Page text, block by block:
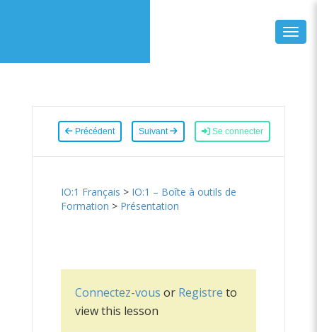
Précédent Suivant Se connecter
IO:1 Français > IO:1 – Boîte à outils de
Formation > Présentation
Connectez-vous or Registre to
view this lesson